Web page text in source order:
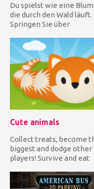
Du spielst wie eine
die durch den Wald läuft.
Springen Sie über
sog...
Cute animals
Collect treats, become
biggest and dodge other
players! Survive and eat